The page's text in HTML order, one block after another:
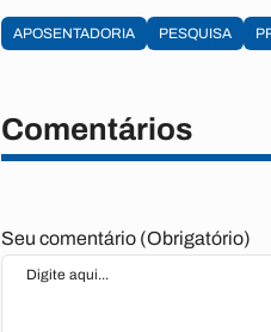
APOSENTADORIA PESQUISA
Comentários
Seu comentário (Obrigatório)